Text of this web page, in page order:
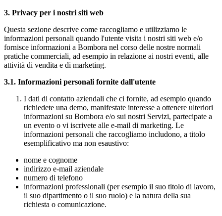
3. Privacy per i nostri siti web
Questa sezione descrive come raccogliamo e utilizziamo le
informazioni personali quando l'utente visita i nostri siti web e/o
fornisce informazioni a Bombora nel corso delle nostre normali
pratiche commerciali, ad esempio in relazione ai nostri eventi, alle
attività di vendita e di marketing.
3.1. Informazioni personali fornite dall'utente
I dati di contatto aziendali che ci fornite, ad esempio quando
richiedete una demo, manifestate interesse a ottenere ulteriori
informazioni su Bombora e/o sui nostri Servizi, partecipate a
un evento o vi iscrivete alle e-mail di marketing. Le
informazioni personali che raccogliamo includono, a titolo
esemplificativo ma non esaustivo:
nome e cognome
indirizzo e-mail aziendale
numero di telefono
informazioni professionali (per esempio il suo titolo di lavoro,
il suo dipartimento o il suo ruolo) e la natura della sua
richiesta o comunicazione.